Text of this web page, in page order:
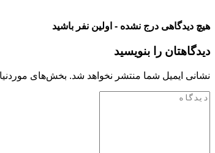
هیچ دیدگاهی درج نشده - اولین نفر باشید
دیدگاهتان را بنویسید
نشانی ایمیل شما منتشر نخواهد شد. بخش‌های